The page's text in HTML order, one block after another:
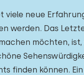
viele neue
werden. Das
möchten, ist,
finden können.